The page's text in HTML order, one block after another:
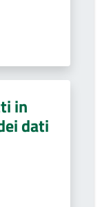
in
dati